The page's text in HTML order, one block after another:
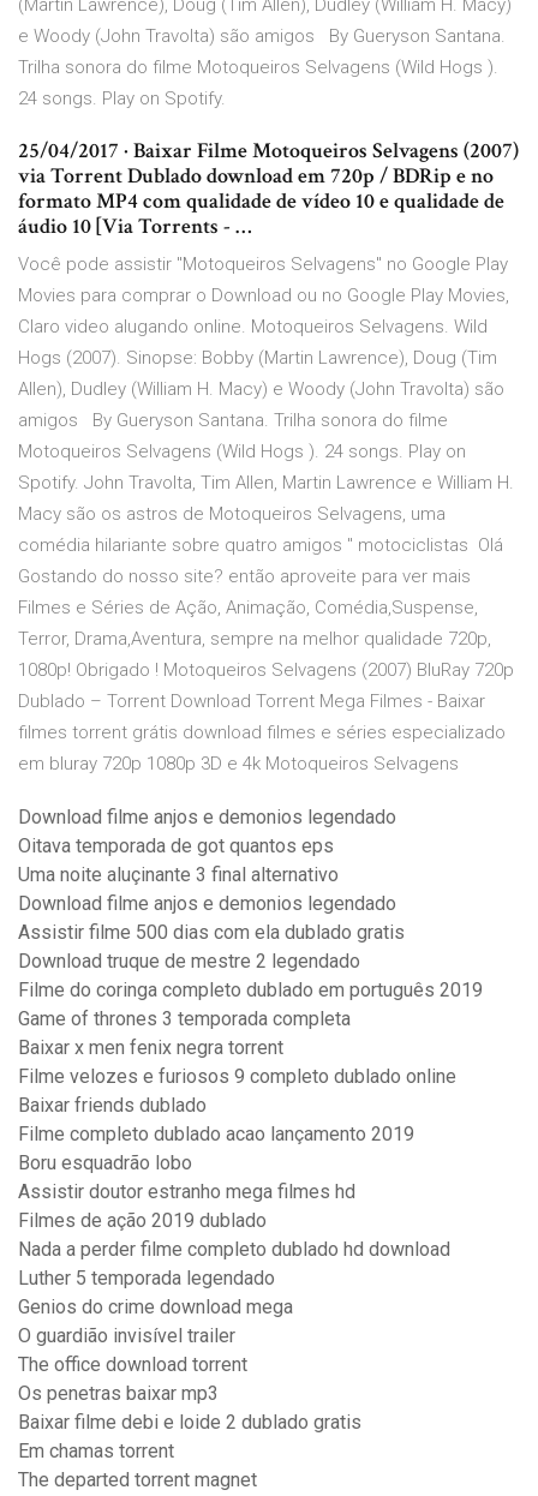
(Martin Lawrence), Doug (Tim Allen), Dudley (William H. Macy)
e Woody (John Travolta) são amigos By Gueryson Santana.
Trilha sonora do filme Motoqueiros Selvagens (Wild Hogs ).
24 songs. Play on Spotify.
25/04/2017 · Baixar Filme Motoqueiros Selvagens (2007)
via Torrent Dublado download em 720p / BDRip e no
formato MP4 com qualidade de vídeo 10 e qualidade de
áudio 10 [Via Torrents - …
Você pode assistir "Motoqueiros Selvagens" no Google Play
Movies para comprar o Download ou no Google Play Movies,
Claro video alugando online. Motoqueiros Selvagens. Wild
Hogs (2007). Sinopse: Bobby (Martin Lawrence), Doug (Tim
Allen), Dudley (William H. Macy) e Woody (John Travolta) são
amigos By Gueryson Santana. Trilha sonora do filme
Motoqueiros Selvagens (Wild Hogs ). 24 songs. Play on
Spotify. John Travolta, Tim Allen, Martin Lawrence e William H.
Macy são os astros de Motoqueiros Selvagens, uma
comédia hilariante sobre quatro amigos " motociclistas Olá
Gostando do nosso site? então aproveite para ver mais
Filmes e Séries de Ação, Animação, Comédia,Suspense,
Terror, Drama,Aventura, sempre na melhor qualidade 720p,
1080p! Obrigado ! Motoqueiros Selvagens (2007) BluRay 720p
Dublado – Torrent Download Torrent Mega Filmes - Baixar
filmes torrent grátis download filmes e séries especializado
em bluray 720p 1080p 3D e 4k Motoqueiros Selvagens
Download filme anjos e demonios legendado
Oitava temporada de got quantos eps
Uma noite aluçinante 3 final alternativo
Download filme anjos e demonios legendado
Assistir filme 500 dias com ela dublado gratis
Download truque de mestre 2 legendado
Filme do coringa completo dublado em português 2019
Game of thrones 3 temporada completa
Baixar x men fenix negra torrent
Filme velozes e furiosos 9 completo dublado online
Baixar friends dublado
Filme completo dublado acao lançamento 2019
Boru esquadrão lobo
Assistir doutor estranho mega filmes hd
Filmes de ação 2019 dublado
Nada a perder filme completo dublado hd download
Luther 5 temporada legendado
Genios do crime download mega
O guardião invisível trailer
The office download torrent
Os penetras baixar mp3
Baixar filme debi e loide 2 dublado gratis
Em chamas torrent
The departed torrent magnet